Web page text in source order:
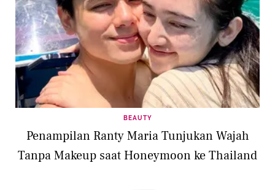
BEAUTY
Penampilan Ranty Maria Tunjukan Wajah
Tanpa Makeup saat Honeymoon ke Thailand